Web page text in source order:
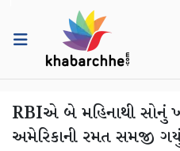
RBIએ બે મહિનાથી સોનું
અમેરિકાની રમત સમજી